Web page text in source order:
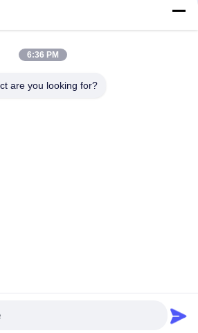
incorporado BMS Backup del ciclo de
industrial y comercial 373KWH
una cotización
6:36 PM
are you looking for?